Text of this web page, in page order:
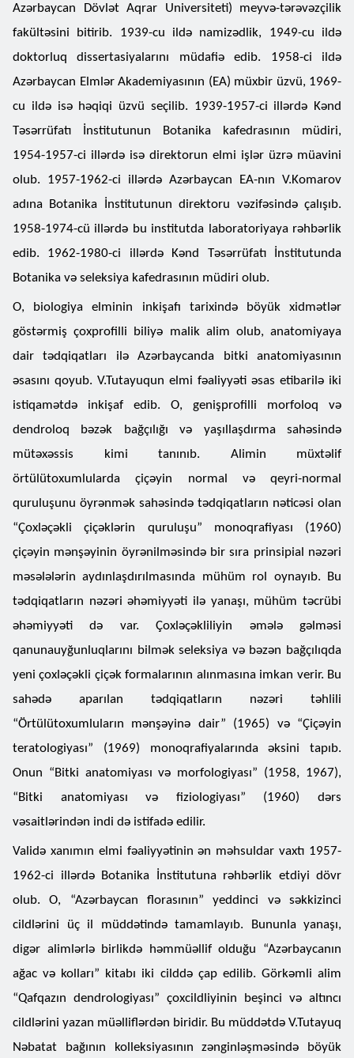
Azərbaycan Dövlət Aqrar Universiteti) meyvə-tərəvəzçilik
fakültəsini bitirib. 1939-cu ildə namizədlik, 1949-cu ildə
doktorluq dissertasiyalarını müdafiə edib. 1958-ci ildə
Azərbaycan Elmlər Akademiyasının (EA) müxbir üzvü, 1969-
cu ildə isə həqiqi üzvü seçilib. 1939-1957-ci illərdə Kənd
Təsərrüfatı İnstitutunun Botanika kafedrasının müdiri,
1954-1957-ci illərdə isə direktorun elmi işlər üzrə müavini
olub. 1957-1962-ci illərdə Azərbaycan EA-nın V.Komarov
adına Botanika İnstitutunun direktoru vəzifəsində çalışıb.
1958-1974-cü illərdə bu institutda laboratoriyaya rəhbərlik
edib. 1962-1980-ci illərdə Kənd Təsərrüfatı İnstitutunda
Botanika və seleksiya kafedrasının müdiri olub.
O, biologiya elminin inkişafı tarixində böyük xidmətlər
göstərmiş çoxprofilli biliyə malik alim olub, anatomiyaya
dair tədqiqatları ilə Azərbaycanda bitki anatomiyasının
əsasını qoyub. V.Tutayuqun elmi fəaliyyəti əsas etibarilə iki
istiqamətdə inkişaf edib. O, genişprofilli morfoloq və
dendroloq bəzək bağçılığı və yaşıllaşdırma sahəsində
mütəxəssis kimi tanınıb. Alimin müxtəlif
örtülütoxumlularda çiçəyin normal və qeyri-normal
quruluşunu öyrənmək sahəsində tədqiqatların nəticəsi olan
“Çoxləçəkli çiçəklərin quruluşu” monoqrafiyası (1960)
çiçəyin mənşəyinin öyrənilməsində bir sıra prinsipial nəzəri
məsələlərin aydınlaşdırılmasında mühüm rol oynayıb. Bu
tədqiqatların nəzəri əhəmiyyəti ilə yanaşı, mühüm təcrübi
əhəmiyyəti də var. Çoxləçəkliliyin əmələ gəlməsi
qanunauyğunluqlarını bilmək seleksiya və bəzən bağçılıqda
yeni çoxləçəkli çiçək formalarının alınmasına imkan verir. Bu
sahədə aparılan tədqiqatların nəzəri təhlili
“Örtülütoxumluların mənşəyinə dair” (1965) və “Çiçəyin
teratologiyası” (1969) monoqrafiyalarında əksini tapıb.
Onun “Bitki anatomiyası və morfologiyası” (1958, 1967),
“Bitki anatomiyası və fiziologiyası” (1960) dərs
vəsaitlərindən indi də istifadə edilir.
Validə xanımın elmi fəaliyyətinin ən məhsuldar vaxtı 1957-
1962-ci illərdə Botanika İnstitutuna rəhbərlik etdiyi dövr
olub. O, “Azərbaycan florasının” yeddinci və səkkizinci
cildlərini üç il müddətində tamamlayıb. Bununla yanaşı,
digər alimlərlə birlikdə həmmüəllif olduğu “Azərbaycanın
ağac və kolları” kitabı iki cilddə çap edilib. Görkəmli alim
“Qafqazın dendrologiyası” çoxcildliyinin beşinci və altıncı
cildlərini yazan müəlliflərdən biridir. Bu müddətdə V.Tutayuq
Nəbatat bağının kolleksiyasının zənginləşməsində böyük